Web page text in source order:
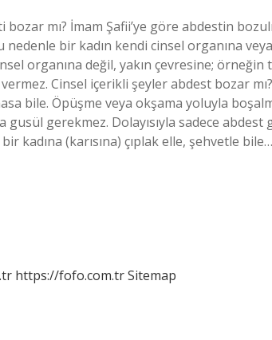
bozar mı? İmam Şafii’ye göre abdestin
bir kadın kendi cinsel organına
organına değil, yakın çevresine; örneğin
Cinsel içerikli şeyler abdest bozar
bile. Öpüşme veya okşama yoluyla
gerekmez. Dolayısıyla sadece abdest
kadına (karısına) çıplak elle, şehvetle bile…
https://fofo.com.trSitemap